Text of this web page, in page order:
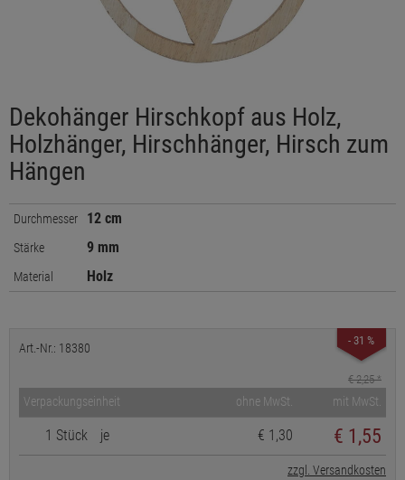
Dekohänger Hirschkopf aus Holz,
Holzhänger, Hirschhänger, Hirsch zum
Hängen
Durchmesser 12 cm
Stärke 9 mm
Material Holz
- 31 %
Art.-Nr.: 18380
€ 2,25*
Verpackungseinheit ohne MwSt. mit MwSt.
1 Stück je € 1,30 € 1,55
zzgl. Versandkosten